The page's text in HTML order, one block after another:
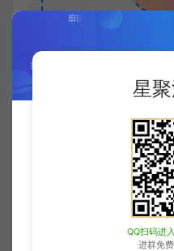
https://
本站内发布的一
研究，禁止用于商
权，请联系站长QQ
本站非盈利性网
星
QQ扫码进
进群免